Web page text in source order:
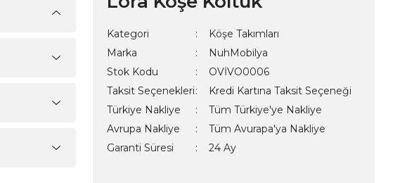
Kategori
Köşe Takımları
Marka
NuhMobilya
Stok Kodu
OVİVO0006
Taksit Seçenekleri
Kredi Kartına Taksit Seçeneği
Türkiye Nakliye
Tüm Türkiye'ye Nakliye
Avrupa Nakliye
Tüm Avurapa'ya Nakliye
Garanti Süresi
24 Ay